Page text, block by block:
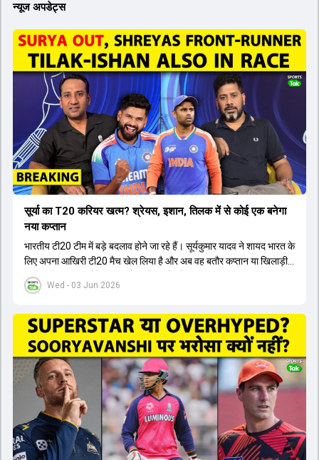
न्यूज अपडेट्स
Wed - 03 Jun 2026
सूर्या का T20 करियर खत्म? श्रेयस, इशान, तिलक में से कोई एक बनेगा
नया कप्तान
भारतीय टी20 टीम में बड़े बदलाव होने जा रहे हैं। सूर्यकुमार यादव ने शायद भारत के
लिए अपना आखिरी टी20 मैच खेल लिया है और अब वह बतौर कप्तान या खिलाड़ी
टीम का हिस्सा नहीं होंगे। आयरलैंड और इंग्लैंड के खिलाफ आगामी टी20 सीरीज के
लिए नए कप्तान की तलाश जारी है। इस रेस में श्रेयस अय्यर सबसे आगे चल रहे
पटेल इस रेस में काफी पीछे हैं, जबकि संजू सैमसन और रजत पाटीदार कप्तानी की
दौड़ से बाहर हैं। आगामी सीरीज के लिए वैभव सूर्यवंशी को तीसरे ओपनर के तौर पर
टीम में शामिल किया जाएगा, जबकि अभिषेक शर्मा और संजू सैमसन पहली पसंद
होंगे। इसके अलावा नीतीश रेड्डी को बतौर ऑलराउंडर ज्यादा मौके मिलेंगे। अजीत
अगरकर की अगुवाई वाली चयन समिति और कोच गौतम गंभीर आगामी टी20 वर्ल्ड
कप और 2028 ओलंपिक के लिए लंबी अवधि का विजन लेकर चल रहे हैं।